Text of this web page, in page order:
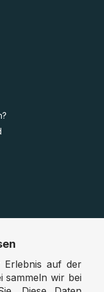
Erlebnis auf der
sammeln wir bei